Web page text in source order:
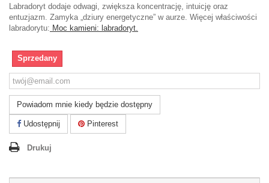
Labradoryt dodaje odwagi, zwiększa koncentrację, intuicję oraz
entuzjazm. Zamyka „dziury energetyczne” w aurze. Więcej właściwości
labradorytu: Moc kamieni: labradoryt.
Sprzedany
Powiadom mnie kiedy będzie dostępny
Udostępnij Pinterest
Drukuj